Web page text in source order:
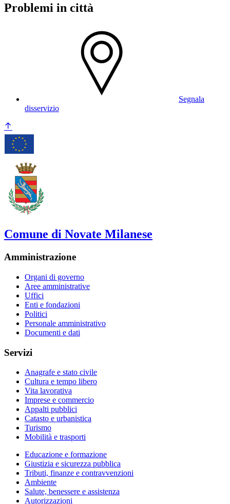
Problemi in città
Segnala
disservizio
Comune di Novate Milanese
Amministrazione
Organi di governo
Aree amministrative
Uffici
Enti e fondazioni
Politici
Personale amministrativo
Documenti e dati
Servizi
Anagrafe e stato civile
Cultura e tempo libero
Vita lavorativa
Imprese e commercio
Appalti pubblici
Catasto e urbanistica
Turismo
Mobilità e trasporti
Educazione e formazione
Giustizia e sicurezza pubblica
Tributi, finanze e contravvenzioni
Ambiente
Salute, benessere e assistenza
Autorizzazioni